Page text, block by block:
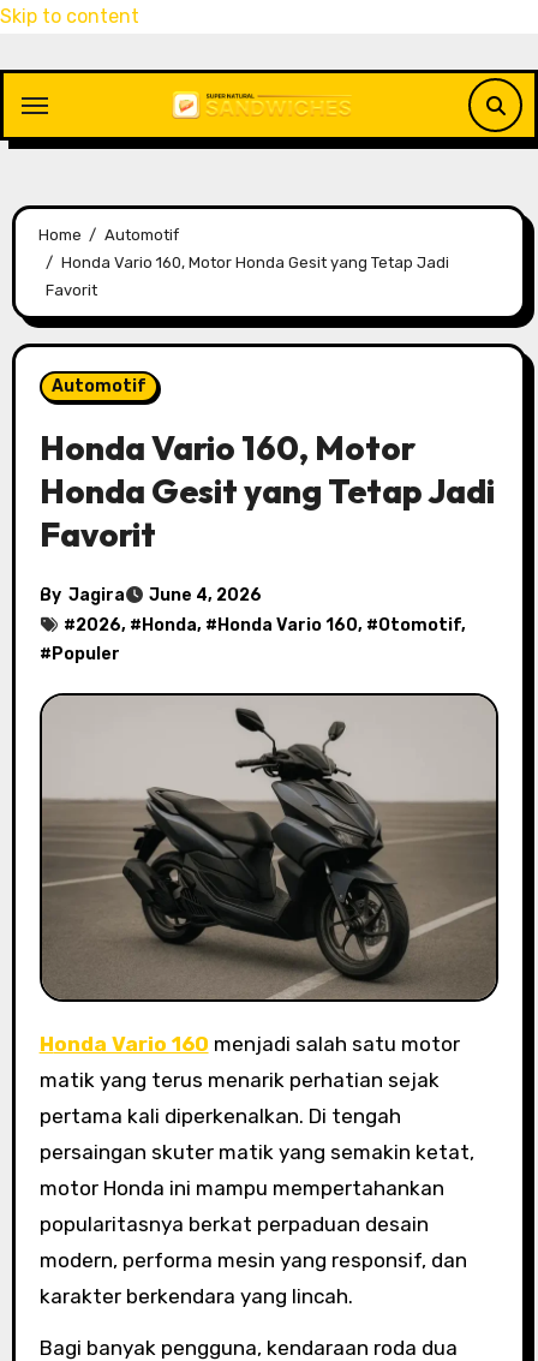
Skip to content
Home
Automotif
Honda Vario 160, Motor Honda Gesit yang Tetap Jadi
Favorit
Automotif
Honda Vario 160, Motor
Honda Gesit yang Tetap Jadi
Favorit
By Jagira
June 4, 2026
#2026, #Honda, #Honda Vario 160, #Otomotif,
#Populer
Honda Vario 160 menjadi salah satu motor
matik yang terus menarik perhatian sejak
pertama kali diperkenalkan. Di tengah
persaingan skuter matik yang semakin ketat,
motor Honda ini mampu mempertahankan
popularitasnya berkat perpaduan desain
modern, performa mesin yang responsif, dan
karakter berkendara yang lincah.
Bagi banyak pengguna, kendaraan roda dua